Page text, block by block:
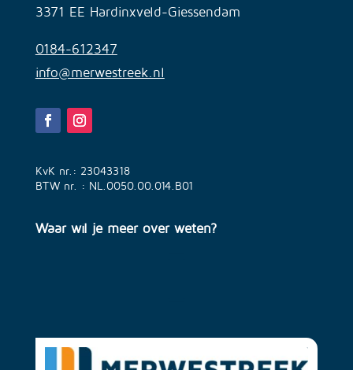
3371 EE Hardinxveld-Giessendam
0184-612347
info@merwestreek.nl
KvK nr.: 23043318
BTW nr. : NL.0050.00.014.B01
Waar wil je meer over weten?